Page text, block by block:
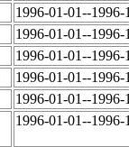
1996-01-01--
1996-01-01--
1996-01-01--
1996-01-01--
1996-01-01--
1996-01-01--